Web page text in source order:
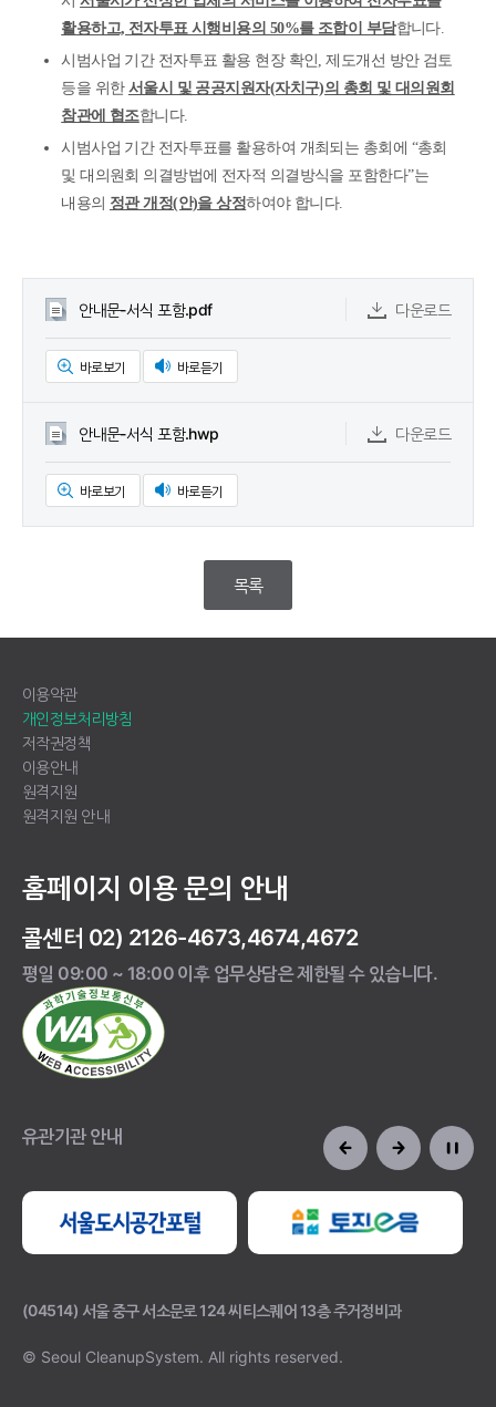
활용하고, 전자투표 시행비용의 50%를 조합이 부담합니다.
시범사업 기간 전자투표 활용 현장 확인, 제도개선 방안 검토
등을 위한 서울시 및 공공지원자(자치구)의 총회 및 대의원회
참관에 협조합니다.
시범사업 기간 전자투표를 활용하여 개최되는 총회에 “총회
및 대의원회 의결방법에 전자적 의결방식을 포함한다”는
내용의 정관 개정(안)을 상정하여야 합니다.
안내문-서식 포함.pdf 다운로드
바로보기 바로듣기
안내문-서식 포함.hwp 다운로드
바로보기 바로듣기
목록
이용약관
개인정보처리방침
저작권정책
이용안내
원격지원
원격지원 안내
홈페이지 이용 문의 안내
콜센터 02) 2126-4673,4674,4672
평일 09:00 ~ 18:00 이후 업무상담은 제한될 수 있습니다.
유관기관 안내
(04514) 서울 중구 서소문로 124 씨티스퀘어 13층 주거정비과
© Seoul CleanupSystem. All rights reserved.